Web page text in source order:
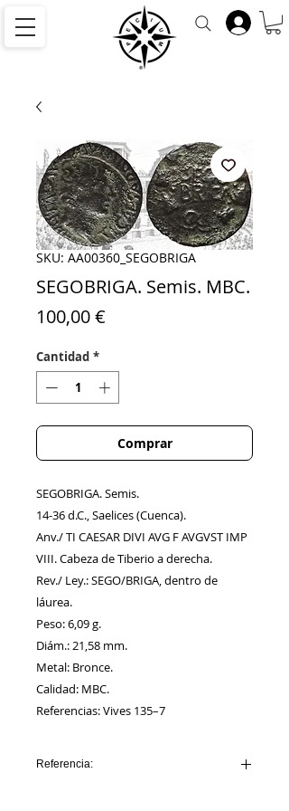
SKU: AA00360_SEGOBRIGA
SEGOBRIGA. Semis. MBC.
100,00 €
Cantidad *
Comprar
SEGOBRIGA. Semis.
14-36 d.C., Saelices (Cuenca).
Anv./ TI CAESAR DIVI AVG F AVGVST IMP
VIII. Cabeza de Tiberio a derecha.
Rev./ Ley.: SEGO/BRIGA, dentro de
láurea.
Peso: 6,09 g.
Diám.: 21,58 mm.
Metal: Bronce.
Calidad: MBC.
Referencias: Vives 135–7
Referencia: